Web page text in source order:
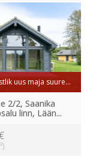
uus maja suure...
2/2, Saanika
linn, Lään...